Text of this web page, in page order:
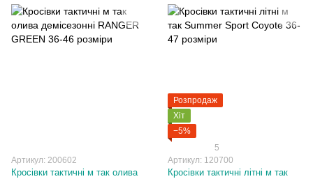
Артикул: 200602
Кросівки тактичні м так олива
Розпродаж
Хіт
−5%
5
Артикул: 120700
Кросівки тактичні літні м так